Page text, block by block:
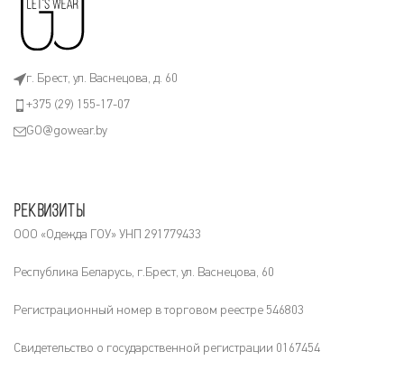
г. Брест, ул. Васнецова, д. 60
+375 (29) 155-17-07
GO@gowear.by
Реквизиты
ООО «Одежда ГОУ» УНП 291779433
Республика Беларусь, г.Брест, ул. Васнецова, 60
Регистрационный номер в торговом реестре 546803
Свидетельство о государственной регистрации 0167454